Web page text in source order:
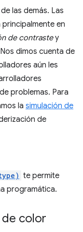
las demás. Las
en
de contrastey
dimos cuenta de
aún les
problemas. Para
la simulación de
de
te permite
programática.
de color